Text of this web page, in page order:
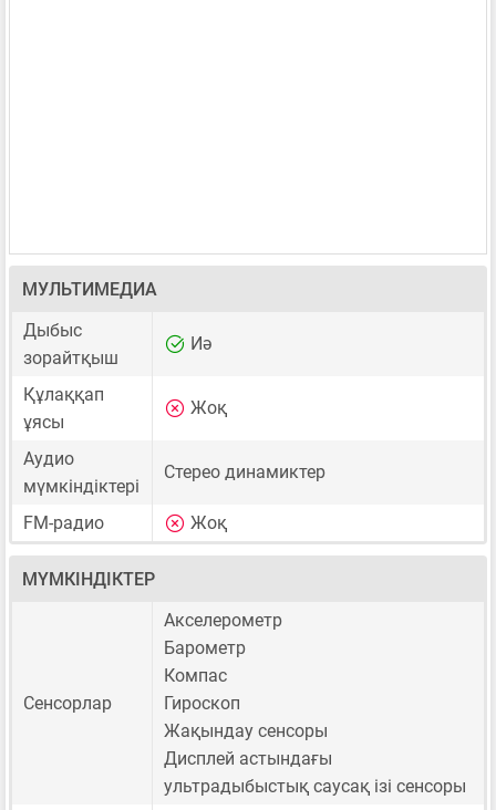
МУЛЬТИМЕДИА
Дыбыс
зорайтқыш
Иә
Құлаққап
ұясы
Жоқ
Аудио
мүмкіндіктері
Стерео динамиктер
FM-радио Жоқ
МҮМКІНДІКТЕР
Сенсорлар
Акселерометр
Барометр
Компас
Гироскоп
Жақындау сенсоры
Дисплей астындағы
ультрадыбыстық саусақ ізі сенсоры